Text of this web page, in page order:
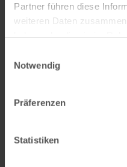
Partner führen diese
weiteren Daten
Notwendig
Präferenzen
Statistiken
Deine
die